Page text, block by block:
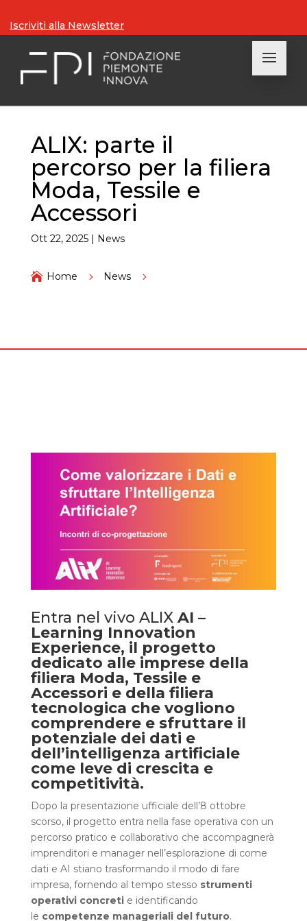
Iscriviti alla Newsletter
ALIX: parte il
percorso per la filiera
Moda, Tessile e
Accessori
Ott 22, 2025| News
 Home 5 News 5
Entra nel vivo ALIX AI –
Learning Innovation
Experience, il progetto
dedicato alle imprese della
filiera Moda, Tessile e
Accessori e della filiera
tecnologica che vogliono
comprendere e sfruttare il
potenziale dei dati e
dell’intelligenza artificiale
come leve di crescita e
competitività.
Dopo la presentazione ufficiale dell’8 ottobre
scorso, il progetto entra nella fase operativa con un
percorso pratico e collaborativo che accompagnerà
imprenditori e manager nell’esplorazione di come
dati e AI stiano trasformando il modo di fare
impresa, fornendo al tempo stesso strumenti
operativi concretie identificando
le competenze manageriali del futuro.